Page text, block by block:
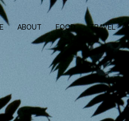
ABOUT FOOD TRAVEL